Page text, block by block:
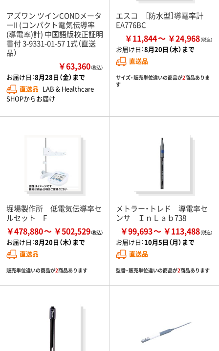
アズワン ツインCONDメータ
ーII (コンパクト電気伝導率
(導電率)計) 中国語版校正証明
書付 3-9331-01-57 1式（直送
品）
￥63,360（税込）
お届け日：8月28日（金）まで
直送品 LAB & Healthcare
SHOPからお届け
エスコ ［防水型］導電率計
EA776BC
￥11,844 ￥24,968
お届け日：8月20日（木）まで
直送品
サイズ・販売単位違いの商品が2商品ありま
す
堀場製作所 低電気伝導率セ
ルセット F
￥478,880 ￥502,529
お届け日：8月20日（木）まで
直送品
販売単位違いの商品が2商品あります
メトラー・トレド 導電率セ
ンサ ＩｎＬａｂ738
￥99,693 ￥113,488
お届け日：10月5日（月）まで
直送品
型番・販売単位違いの商品が2商品あります